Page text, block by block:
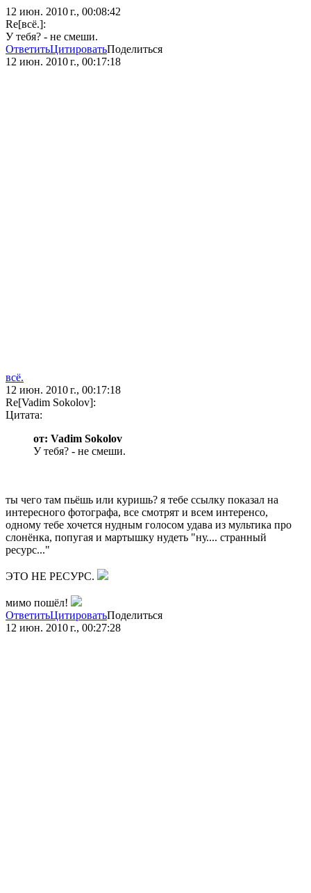
12 июн. 2010 г., 00:08:42
Re[всё.]:
У тебя? - не смеши.
ОтветитьЦитироватьПоделиться
12 июн. 2010 г., 00:17:18
всё.
12 июн. 2010 г., 00:17:18
Re[Vadim Sokolov]:
Цитата:
от: Vadim Sokolov
У тебя? - не смеши.
ты чего там пьёшь или куришь? я тебе ссылку показал на
интересного фотографа, все смотрят и всем интеренсо,
одному тебе хочется нудным голосом удава из мультика про
слонёнка, попугая и мартышку нудеть "ну.... странный
ресурс..."
ЭТО НЕ РЕСУРС.
мимо пошёл!
ОтветитьЦитироватьПоделиться
12 июн. 2010 г., 00:27:28